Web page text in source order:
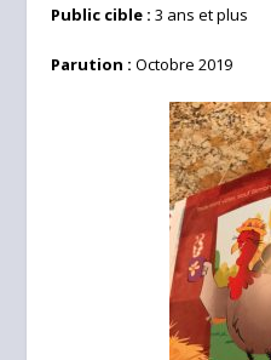
Public cible : 3 ans et plus
Parution : Octobre 2019